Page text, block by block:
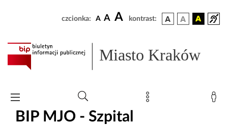
czcionka: A A A kontrast:
Miasto Kraków
BIP MJO - Szpital